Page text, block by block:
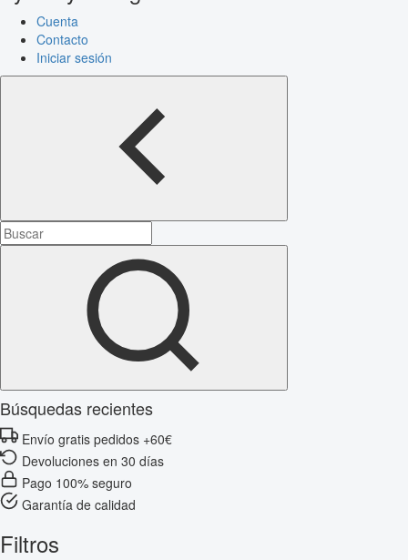
Cuenta
Contacto
Iniciar sesión
Búsquedas recientes
Envío gratis pedidos +60€
Devoluciones en 30 días
Pago 100% seguro
Garantía de calidad
Filtros